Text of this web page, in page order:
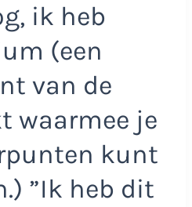
ik heb
(een
van de
waarmee je
kunt
”Ik heb dit